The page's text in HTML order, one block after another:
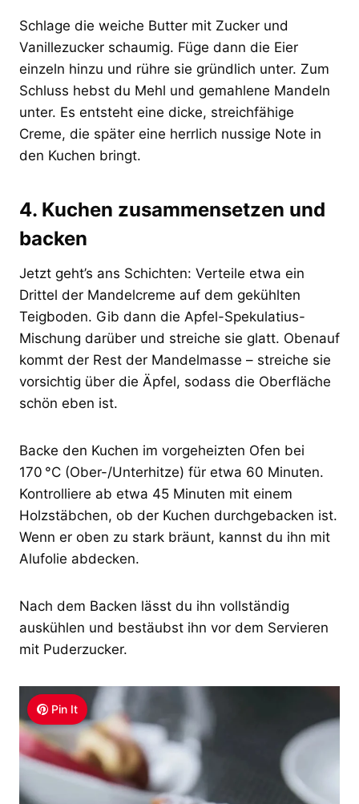
Schlage die weiche Butter mit Zucker und
Vanillezucker schaumig. Füge dann die Eier
einzeln hinzu und rühre sie gründlich unter. Zum
Schluss hebst du Mehl und gemahlene Mandeln
unter. Es entsteht eine dicke, streichfähige
Creme, die später eine herrlich nussige Note in
den Kuchen bringt.
4. Kuchen zusammensetzen und
backen
Jetzt geht’s ans Schichten: Verteile etwa ein
Drittel der Mandelcreme auf dem gekühlten
Teigboden. Gib dann die Apfel-Spekulatius-
Mischung darüber und streiche sie glatt. Obenauf
kommt der Rest der Mandelmasse – streiche sie
vorsichtig über die Äpfel, sodass die Oberfläche
schön eben ist.
Backe den Kuchen im vorgeheizten Ofen bei
170 °C (Ober-/Unterhitze) für etwa 60 Minuten.
Kontrolliere ab etwa 45 Minuten mit einem
Holzstäbchen, ob der Kuchen durchgebacken ist.
Wenn er oben zu stark bräunt, kannst du ihn mit
Alufolie abdecken.
Nach dem Backen lässt du ihn vollständig
auskühlen und bestäubst ihn vor dem Servieren
mit Puderzucker.
Pin It